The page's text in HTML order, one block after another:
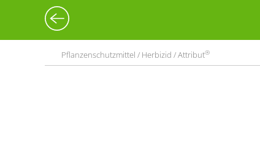
Pflanzenschutzmittel / Herbizid / Attribut®